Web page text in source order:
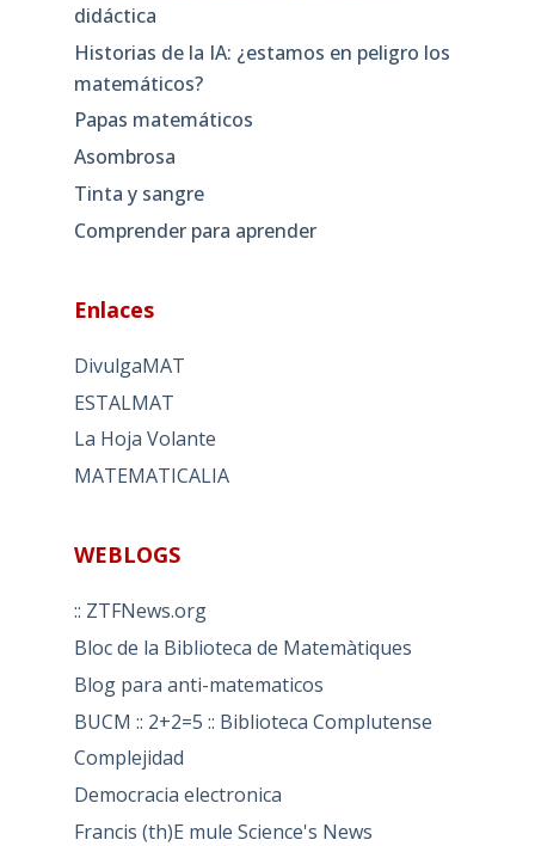
didáctica
Historias de la IA: ¿estamos en peligro los
matemáticos?
Papas matemáticos
Asombrosa
Tinta y sangre
Comprender para aprender
Enlaces
DivulgaMAT
ESTALMAT
La Hoja Volante
MATEMATICALIA
WEBLOGS
:: ZTFNews.org
Bloc de la Biblioteca de Matemàtiques
Blog para anti-matematicos
BUCM :: 2+2=5 :: Biblioteca Complutense
Complejidad
Democracia electronica
Francis (th)E mule Science's News